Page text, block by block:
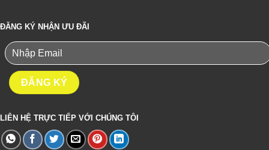
ĐĂNG KÝ NHẬN ƯU ĐÃI
LIÊN HỆ TRỰC TIẾP VỚI CHÚNG TÔI